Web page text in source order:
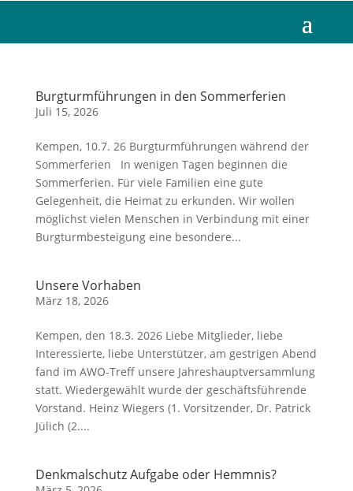
Burgturmführungen in den Sommerferien
Juli 15, 2026
Kempen, 10.7. 26 Burgturmführungen während der
Sommerferien In wenigen Tagen beginnen die
Sommerferien. Für viele Familien eine gute
Gelegenheit, die Heimat zu erkunden. Wir wollen
möglichst vielen Menschen in Verbindung mit einer
Burgturmbesteigung eine besondere...
Unsere Vorhaben
März 18, 2026
Kempen, den 18.3. 2026 Liebe Mitglieder, liebe
Interessierte, liebe Unterstützer, am gestrigen Abend
fand im AWO-Treff unsere Jahreshauptversammlung
statt. Wiedergewählt wurde der geschäftsführende
Vorstand. Heinz Wiegers (1. Vorsitzender, Dr. Patrick
Jülich (2....
Denkmalschutz Aufgabe oder Hemmnis?